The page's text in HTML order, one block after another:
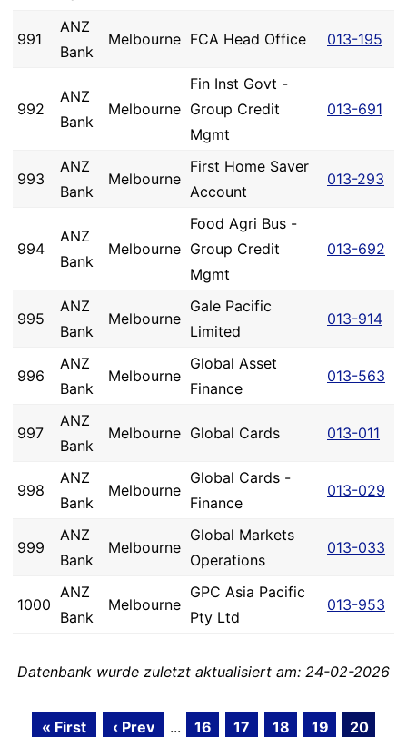
991
ANZ
Bank
Melbourne FCA Head Office 013-195
992
ANZ
Bank
Melbourne
Fin Inst Govt -
Group Credit
Mgmt
013-691
993
ANZ
Bank
Melbourne
First Home Saver
Account
013-293
994
ANZ
Bank
Melbourne
Food Agri Bus -
Group Credit
Mgmt
013-692
995
ANZ
Bank
Melbourne
Gale Pacific
Limited
013-914
996
ANZ
Bank
Melbourne
Global Asset
Finance
013-563
997
ANZ
Bank
Melbourne Global Cards 013-011
998
ANZ
Bank
Melbourne
Global Cards -
Finance
013-029
999
ANZ
Bank
Melbourne
Global Markets
Operations
013-033
1000
ANZ
Bank
Melbourne
GPC Asia Pacific
Pty Ltd
013-953
Datenbank wurde zuletzt aktualisiert am: 24-02-2026
« First ‹ Prev ... 16 17 18 19
20